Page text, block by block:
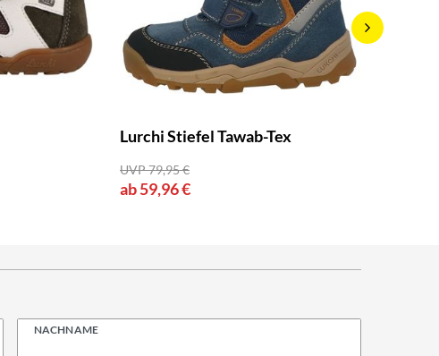
Lurchi Stiefel Tawab-Tex
UVP 79,95 €
ab 59,96 €
NACHNAME